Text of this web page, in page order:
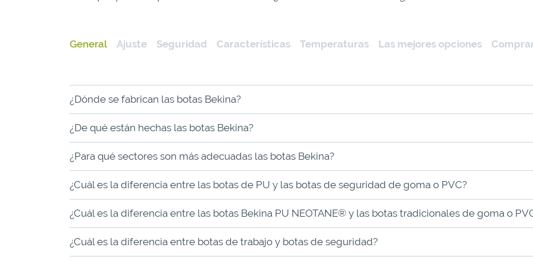
General Ajuste Seguridad Características Temperaturas Las mejores opciones
¿Dónde se fabrican las botas Bekina?
¿De qué están hechas las botas Bekina?
¿Para qué sectores son más adecuadas las botas Bekina?
¿Cuál es la diferencia entre las botas de PU y las botas de seguridad de goma o PVC?
¿Cuál es la diferencia entre las botas Bekina PU NEOTANE® y las botas tradicionales de goma o
¿Cuál es la diferencia entre botas de trabajo y botas de seguridad?